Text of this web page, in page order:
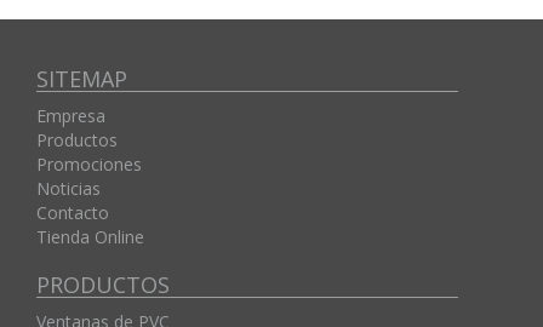
SITEMAP
Empresa
Productos
Promociones
Noticias
Contacto
Tienda Online
PRODUCTOS
Ventanas de PVC